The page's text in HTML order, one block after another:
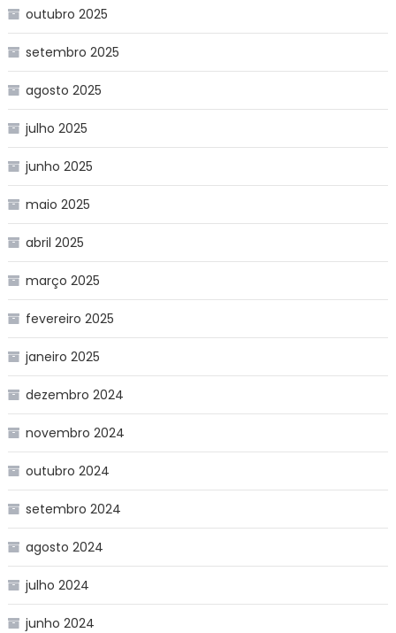
outubro 2025
setembro 2025
agosto 2025
julho 2025
junho 2025
maio 2025
abril 2025
março 2025
fevereiro 2025
janeiro 2025
dezembro 2024
novembro 2024
outubro 2024
setembro 2024
agosto 2024
julho 2024
junho 2024